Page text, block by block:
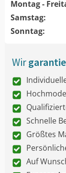
Montag -
Samstag:
Sonntag:
Wir
Schnelle
Größtes
Auf